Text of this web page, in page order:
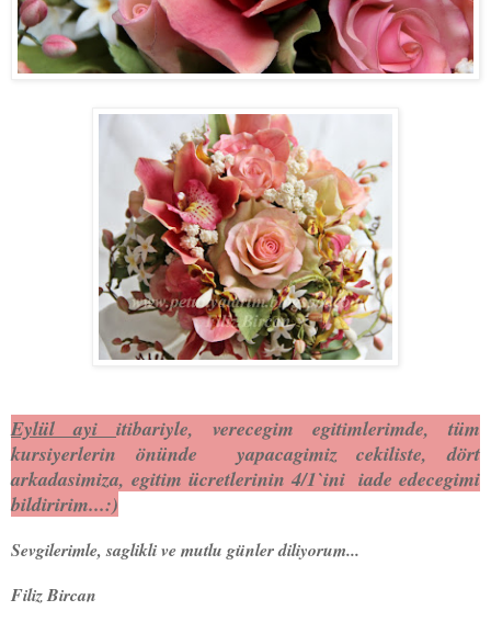
Eylül ayi itibariyle, verecegim egitimlerimde, tüm
kursiyerlerin önünde yapacagimiz cekiliste, dört
arkadasimiza, egitim ücretlerinin 4/1`ini iade edecegimi
bildiririm...:)
Sevgilerimle, saglikli ve mutlu günler diliyorum...
Filiz Bircan